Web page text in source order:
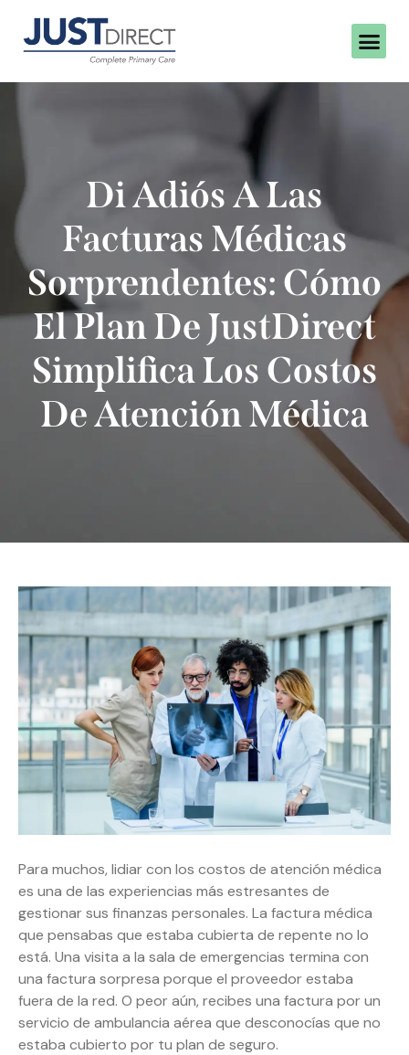
Di Adiós A Las
Facturas Médicas
Sorprendentes: Cómo
El Plan De JustDirect
Simplifica Los Costos
De Atención Médica
Para muchos, lidiar con los costos de atención médica
es una de las experiencias más estresantes de
gestionar sus finanzas personales. La factura médica
que pensabas que estaba cubierta de repente no lo
está. Una visita a la sala de emergencias termina con
una factura sorpresa porque el proveedor estaba
fuera de la red. O peor aún, recibes una factura por un
servicio de ambulancia aérea que desconocías que no
estaba cubierto por tu plan de seguro.